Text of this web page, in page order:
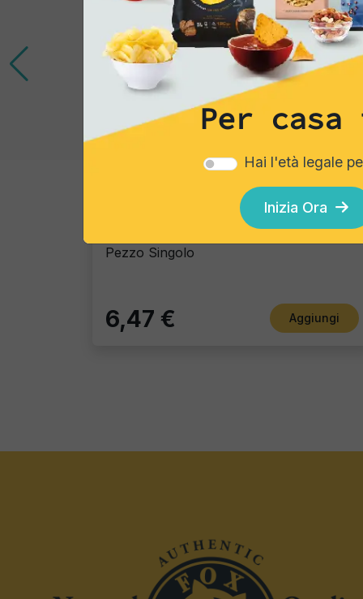
Gin Flower 14% Vol 100 Ml
Pezzo Singolo
6,47 € Aggiungi
Per casa
Hai l'età legale
Inizia Ora